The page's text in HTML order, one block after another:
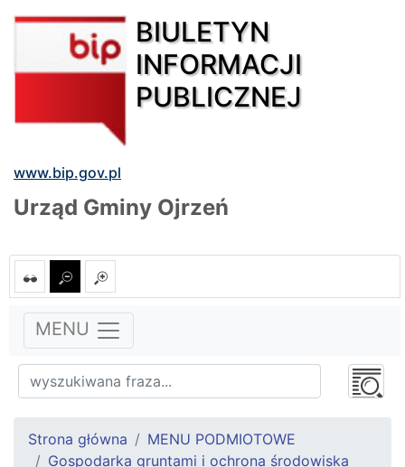
BIULETYN
INFORMACJI
PUBLICZNEJ
www.bip.gov.pl
Urząd Gminy Ojrzeń
MENU
Strona główna
MENU PODMIOTOWE
Gospodarka gruntami i ochrona środowiska